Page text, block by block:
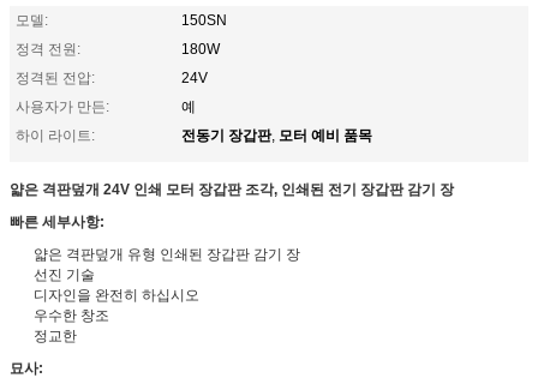
모델:
150SN
정격 전원:
180W
정격된 전압:
24V
사용자가 만든:
예
하이 라이트:
전동기 장갑판, 모터 예비 품목
얇은 격판덮개 24V 인쇄 모터 장갑판 조각, 인쇄된 전기 장갑판 감기 장
빠른 세부사항:
얇은 격판덮개 유형 인쇄된 장갑판 감기 장
선진 기술
디자인을 완전히 하십시오
우수한 창조
정교한
묘사: